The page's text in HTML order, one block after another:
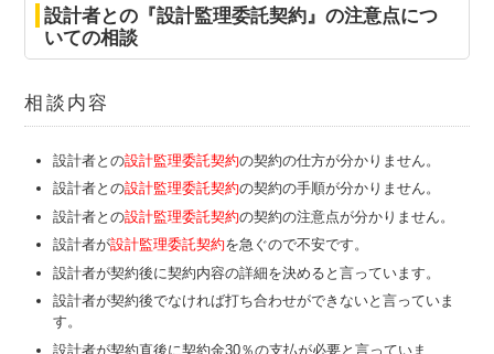
設計者との『設計監理委託契約』の注意点につ
いての相談
相談内容
設計者との設計監理委託契約の契約の仕方が分かりません。
設計者との設計監理委託契約の契約の手順が分かりません。
設計者との設計監理委託契約の契約の注意点が分かりません。
設計者が設計監理委託契約を急ぐので不安です。
設計者が契約後に契約内容の詳細を決めると言っています。
設計者が契約後でなければ打ち合わせができないと言っていま
す。
設計者が契約直後に契約金30％の支払が必要と言っていま